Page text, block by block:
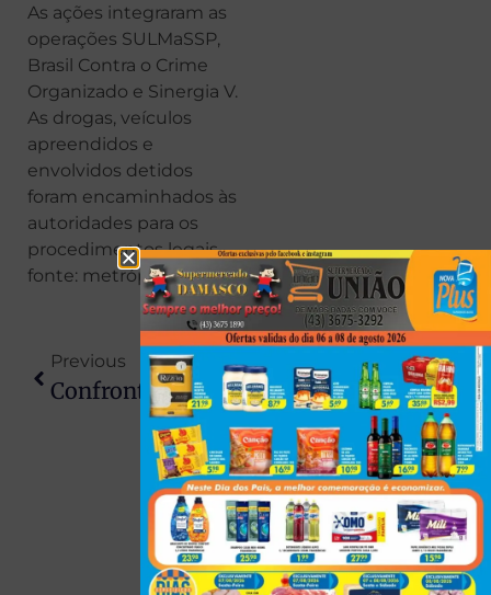
As ações integraram as
operações SULMaSSP,
Brasil Contra o Crime
Organizado e Sinergia V.
As drogas, veículos
apreendidos e
envolvidos detidos
foram encaminhados às
autoridades para os
procedimentos legais.
fonte: metrópoles
Previous
Confronto Com A PM Termina Com Suspeito Morto Após Troca De Tiros Na Região
Next
Aluna Leva Faca Para Colégio Em Maringá E Fere Colega Durante Intervalo